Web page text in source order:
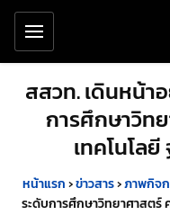
ข้ามไปยังเนื้อหาหลัก
เครื่องมือช่วยเหลือ
สสวท. เดินหน้า
การศึกษาวิท
เทคโนโล
หน้าแรก›ข่าวสาร›ภาพกิจ
ระดับการศึกษาวิทยาศาสต